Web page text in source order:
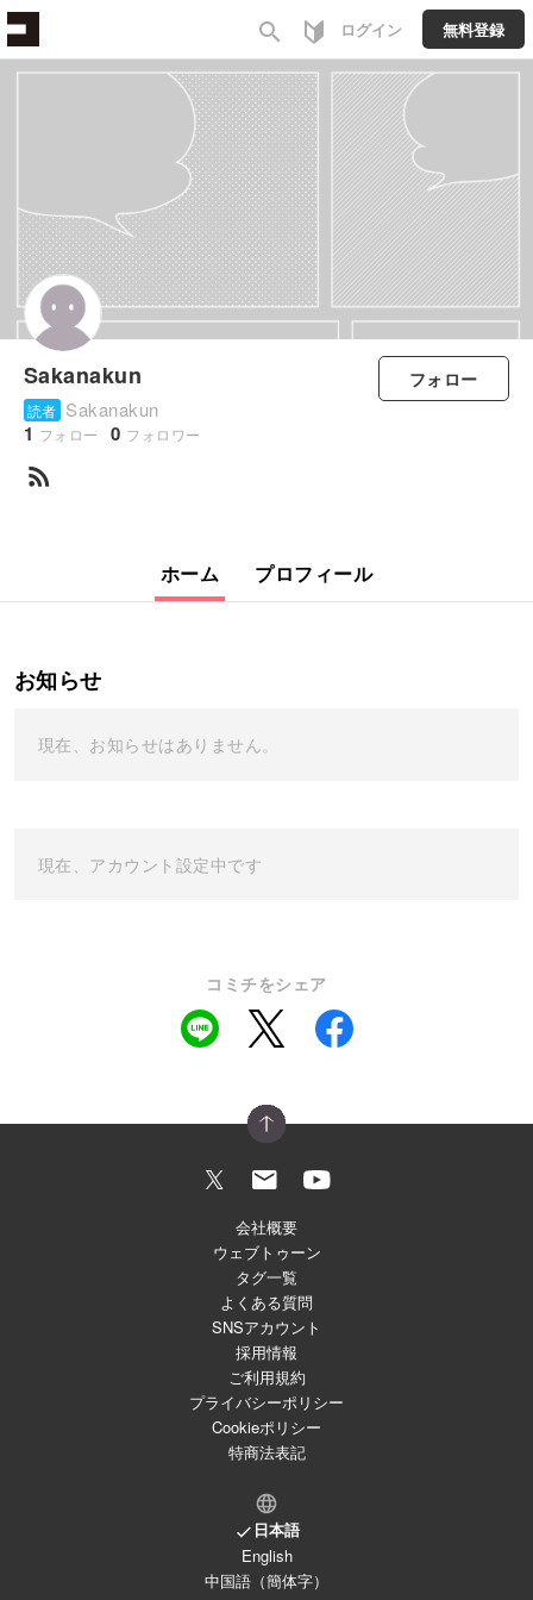
search ログイン 無料登録
Sakanakun
読者 Sakanakun
1 フォロー 0 フォロワー
フォロー
rss_feed
ホーム プロフィール
お知らせ
現在、お知らせはありません。
現在、アカウント設定中です
コミチをシェア
会社概要
ウェブトゥーン
タグ一覧
よくある質問
SNSアカウント
採用情報
ご利用規約
プライバシーポリシー
Cookieポリシー
特商法表記
日本語
English
中国語（簡体字）